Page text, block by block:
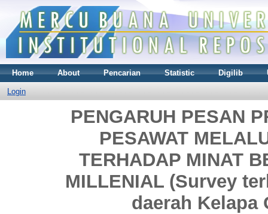
Home About Pencarian Statistic Digilib
Login
PENGARUH PESAN
PESAWAT
TERHADAP MINAT
MILLENIAL (Survey
daerah Kelapa